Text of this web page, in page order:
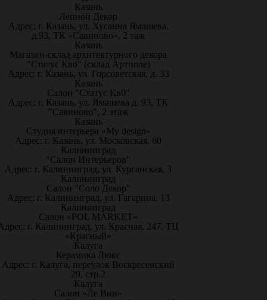
Казань
Лепной Декор
Адрес: г. Казань, ул. Хусаина Ямашева,
д.93, ТК «Савиново», 2 таж
Казань
Магазин-склад архитектурного декора
"Статус Кво" (склад Артполе)
Адрес: г. Казань, ул. Горсоветская, д. 33
Казань
Салон "Статус Кв0"
Адрес: г. Казань, ул. Ямашева д. 93, ТК
"Савиново", 2 этаж
Казань
Студия интерьера «My design»
Адрес: г. Казань, ул. Московская, 60
Калининград
"Салон Интерьеров"
Адрес: г. Калининград, ул. Курганская, 3
Калининград
Салон "Соло Декор"
Адрес: г. Калининград, ул. Гагарина, 13
Калининград
Салон «POL MARKET»
г. Калининград, ул. Красная, 247, ТЦ
«Красный»
Калуга
Керамика Люкс
Адрес: г. Калуга, переулок Воскресенский
29, стр.2
Калуга
Салон «Ле Вин»